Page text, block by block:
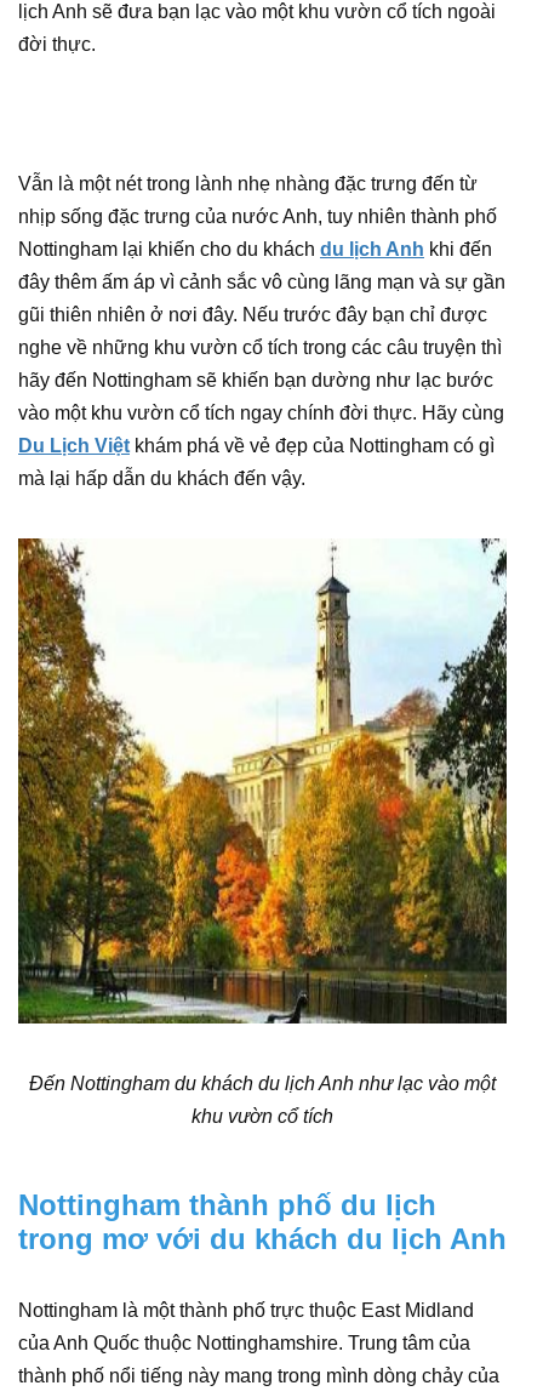
lịch Anh sẽ đưa bạn lạc vào một khu vườn cổ tích ngoài
đời thực.
Vẫn là một nét trong lành nhẹ nhàng đặc trưng đến từ
nhịp sống đặc trưng của nước Anh, tuy nhiên thành phố
Nottingham lại khiến cho du khách du lịch Anh khi đến
đây thêm ấm áp vì cảnh sắc vô cùng lãng mạn và sự gần
gũi thiên nhiên ở nơi đây. Nếu trước đây bạn chỉ được
nghe về những khu vườn cổ tích trong các câu truyện thì
hãy đến Nottingham sẽ khiến bạn dường như lạc bước
vào một khu vườn cổ tích ngay chính đời thực. Hãy cùng
Du Lịch Việt khám phá về vẻ đẹp của Nottingham có gì
mà lại hấp dẫn du khách đến vậy.
Đến Nottingham du khách du lịch Anh như lạc vào một
khu vườn cổ tích
Nottingham thành phố du lịch
trong mơ với du khách du lịch Anh
Nottingham là một thành phố trực thuộc East Midland
của Anh Quốc thuộc Nottinghamshire. Trung tâm của
thành phố nổi tiếng này mang trong mình dòng chảy của